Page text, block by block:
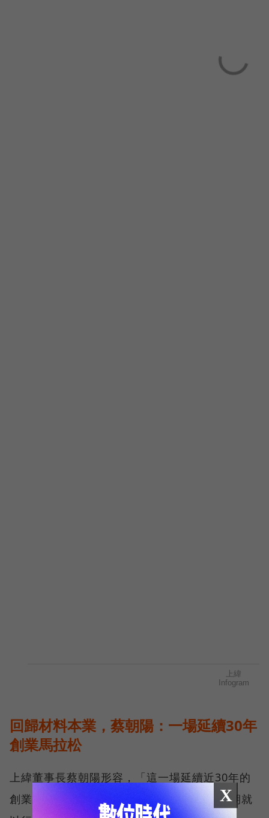
回歸材料本業，蔡朝陽：一場延續30年
創業馬拉松
上緯董事長蔡朝陽形容，「這一場延續近30年的
創業馬拉松」。上緯於1992年成立，創立初期就
X